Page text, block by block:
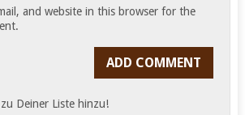
and website in this browser for the
Deiner Liste hinzu!